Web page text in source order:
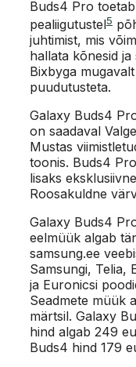
Buds4 Pro
pealiigutustel5
juhtimist, mis
hallata kõnesid ja
Bixbyga
puudutusteta.
Galaxy Buds4
on saadaval
Mustas
toonis. Buds4
lisaks eksklusiivne
Roosakuldne
Galaxy Buds4
eelmüük algab
samsung.ee
Samsungi, Telia,
ja Euronicsi
Seadmete müük
märtsil. Galaxy
hind algab 249
Buds4 hind 179